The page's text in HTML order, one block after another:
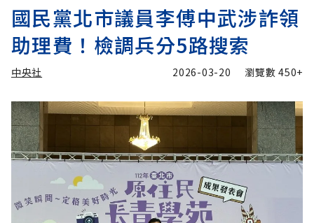
國民黨北市議員李傅中武涉詐領
助理費！檢調兵分5路搜索
中央社 2026-03-20 瀏覽數450+